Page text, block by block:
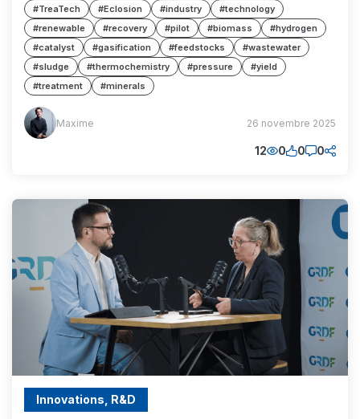
#TreaTech
#Eclosion #industry
#technology
#renewable
#recovery #pilot #biomass
#hydrogen
#catalyst
#gasification #feedstocks
#wastewater
#sludge
#thermochemistry #pressure
#yield
#treatment
#minerals
Maxime
(MM) Maxime 26 novembre 2025
12 0 0 0
Innovations, R&D